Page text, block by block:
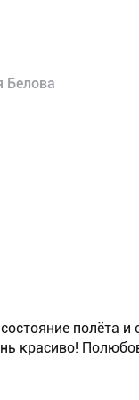
Белова
полёта и
красиво!